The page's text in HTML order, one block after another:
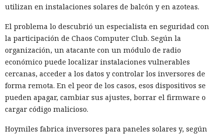
utilizan en instalaciones solares de balcón y en azoteas.
El problema lo descubrió un especialista en seguridad con
la participación de Chaos Computer Club. Según la
organización, un atacante con un módulo de radio
económico puede localizar instalaciones vulnerables
cercanas, acceder a los datos y controlar los inversores de
forma remota. En el peor de los casos, esos dispositivos se
pueden apagar, cambiar sus ajustes, borrar el firmware o
cargar código malicioso.
Hoymiles fabrica inversores para paneles solares y, según